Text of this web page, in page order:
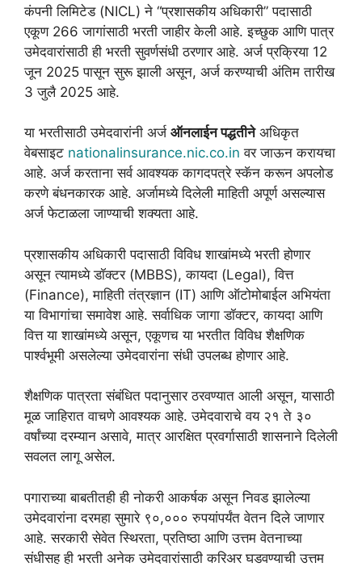
कंपनी लिमिटेड (NICL) ने “प्रशासकीय अधिकारी” पदासाठी
एकूण 266 जागांसाठी भरती जाहीर केली आहे. इच्छुक आणि पात्र
उमेदवारांसाठी ही भरती सुवर्णसंधी ठरणार आहे. अर्ज प्रक्रिया 12
जून 2025 पासून सुरू झाली असून, अर्ज करण्याची अंतिम तारीख
3 जुलै 2025 आहे.
या भरतीसाठी उमेदवारांनी अर्ज ऑनलाईन पद्धतीनेअधिकृत
वेबसाइट nationalinsurance.nic.co.in वर जाऊन करायचा
आहे. अर्ज करताना सर्व आवश्यक कागदपत्रे स्कॅन करून अपलोड
करणे बंधनकारक आहे. अर्जामध्ये दिलेली माहिती अपूर्ण असल्यास
अर्ज फेटाळला जाण्याची शक्यता आहे.
प्रशासकीय अधिकारी पदासाठी विविध शाखांमध्ये भरती होणार
असून त्यामध्ये डॉक्टर (MBBS), कायदा (Legal), वित्त
(Finance), माहिती तंत्रज्ञान (IT) आणि ऑटोमोबाईल अभियंता
या विभागांचा समावेश आहे. सर्वाधिक जागा डॉक्टर, कायदा आणि
वित्त या शाखांमध्ये असून, एकूणच या भरतीत विविध शैक्षणिक
पार्श्वभूमी असलेल्या उमेदवारांना संधी उपलब्ध होणार आहे.
शैक्षणिक पात्रता संबंधित पदानुसार ठरवण्यात आली असून, यासाठी
मूळ जाहिरात वाचणे आवश्यक आहे. उमेदवाराचे वय २१ ते ३०
वर्षांच्या दरम्यान असावे, मात्र आरक्षित प्रवर्गासाठी शासनाने दिलेली
सवलत लागू असेल.
पगाराच्या बाबतीतही ही नोकरी आकर्षक असून निवड झालेल्या
उमेदवारांना दरमहा सुमारे ९०,००० रुपयांपर्यंत वेतन दिले जाणार
आहे. सरकारी सेवेत स्थिरता, प्रतिष्ठा आणि उत्तम वेतनाच्या
संधीसह ही भरती अनेक उमेदवारांसाठी करिअर घडवण्याची उत्तम